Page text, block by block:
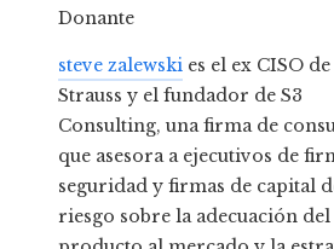
Donante
steve zalewski es el ex CISO
Strauss y el fundador de S3
Consulting, una firma de
que asesora a ejecutivos de
seguridad y firmas de capital
riesgo sobre la adecuación del